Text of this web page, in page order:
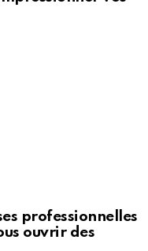
professionnelles
ouvrir des